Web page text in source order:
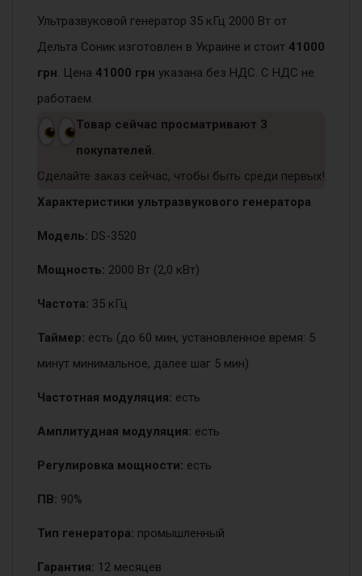
Ультразвуковой генератор 35 кГц 2000 Вт от
Дельта Соник изготовлен в Украине и стоит 41000
грн. Цена 41000 грн указана без НДС. С НДС не
работаем.
Товар сейчас просматривают 3
покупателей.
Сделайте заказ сейчас, чтобы быть среди первых!
Характеристики ультразвукового генератора
Модель: DS-3520
Мощность: 2000 Вт (2,0 кВт)
Частота: 35 кГц
Таймер: есть (до 60 мин, установленное время: 5
минут минимальное, далее шаг 5 мин)
Частотная модуляция: есть
Амплитудная модуляция: есть
Регулировка мощности: есть
ПВ: 90%
Тип генератора: промышленный
Гарантия: 12 месяцев